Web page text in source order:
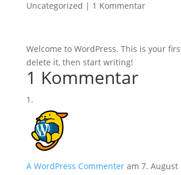
Uncategorized | 1 Kommentar
Welcome to WordPress. This is your
delete it, then start writing!
1 Kommentar
A WordPress Commenter am 7. August